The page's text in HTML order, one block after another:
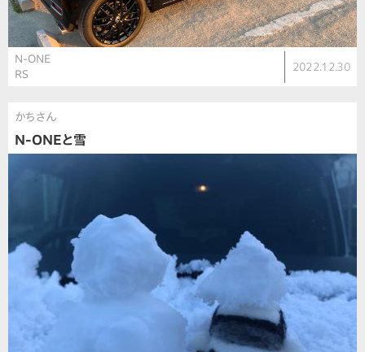
N-ONE
RS
2022.12.30
かちさん
N-ONEと雪